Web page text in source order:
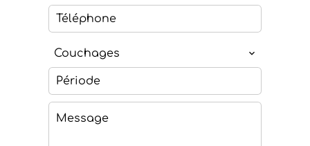
Couchages